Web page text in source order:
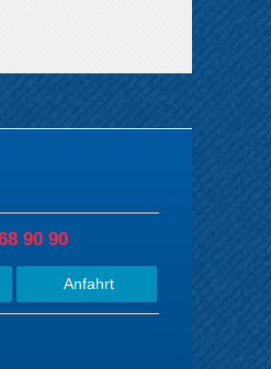
90 90
Anfahrt